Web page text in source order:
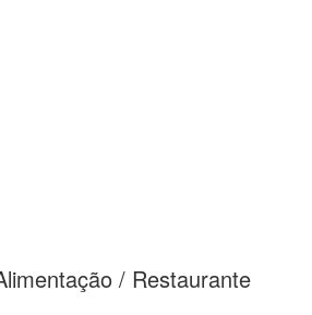
/ Restaurante